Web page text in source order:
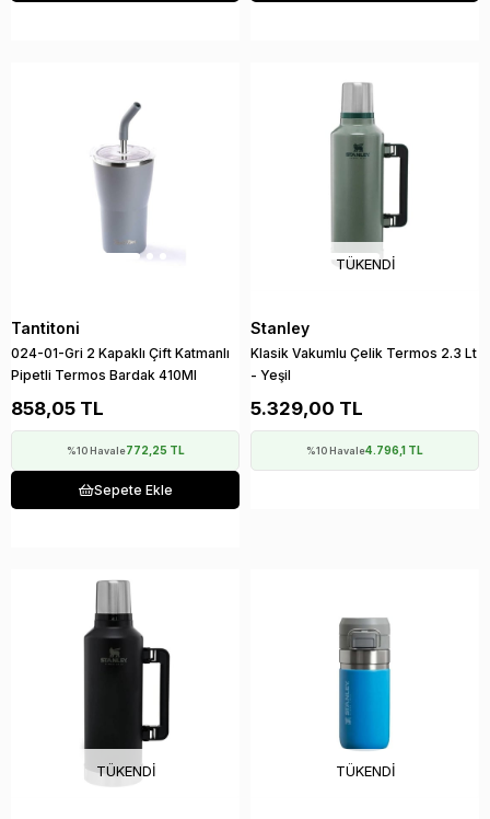
Tantitoni
024-01-Gri 2 Kapaklı Çift Katmanlı
Pipetli Termos Bardak 410Ml
858,05 TL
%10 Havale772,25 TL
Sepete Ekle
TÜKENDI
Stanley
Klasik Vakumlu Çelik Termos 2.3 Lt
- Yeşil
5.329,00 TL
%10 Havale4.796,1 TL
TÜKENDI TÜKENDI